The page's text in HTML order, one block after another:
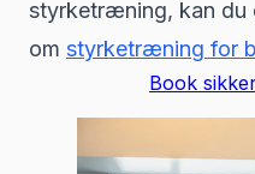
styrketræning, kan du
om styrketræning for
Book